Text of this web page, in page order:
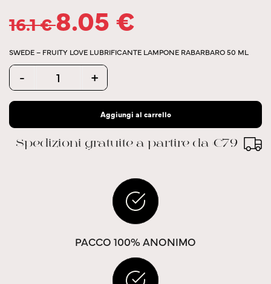
16.1€8.05€
SWEDE – FRUITY LOVE LUBRIFICANTE LAMPONE RABARBARO 50 ML
Quantity
- +
Aggiungi al carrello
Spedizioni gratuite a partire da €79
PACCO 100% ANONIMO